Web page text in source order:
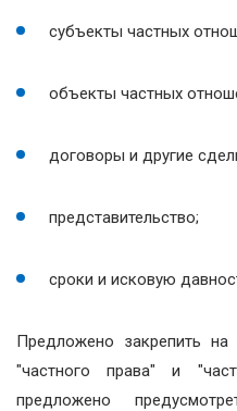
субъекты частных
объекты частных
договоры и другие
представительство;
сроки и исковую
Предложено закрепить на
"частного права" и
предложено